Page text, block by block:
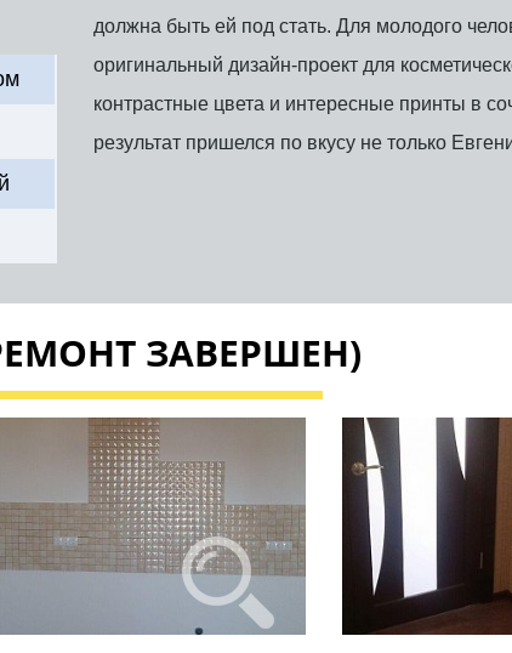
должна быть ей под стать. Для молодого
оригинальный дизайн-проект для
контрастные цвета и интересные принты в
результат пришелся по вкусу не только
ЗАВЕРШЕН)